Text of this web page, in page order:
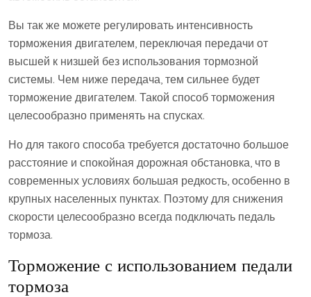
Вы так же можете регулировать интенсивность
торможения двигателем, переключая передачи от
высшей к низшей без использования тормозной
системы. Чем ниже передача, тем сильнее будет
торможение двигателем. Такой способ торможения
целесообразно применять на спусках.
Но для такого способа требуется достаточно большое
расстояние и спокойная дорожная обстановка, что в
современных условиях большая редкость, особенно в
крупных населенных пунктах. Поэтому для снижения
скорости целесообразно всегда подключать педаль
тормоза.
Торможение с использованием педали
тормоза